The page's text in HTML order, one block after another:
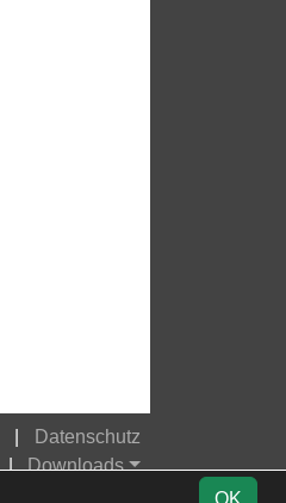
Datenschutz
Downloads
OK